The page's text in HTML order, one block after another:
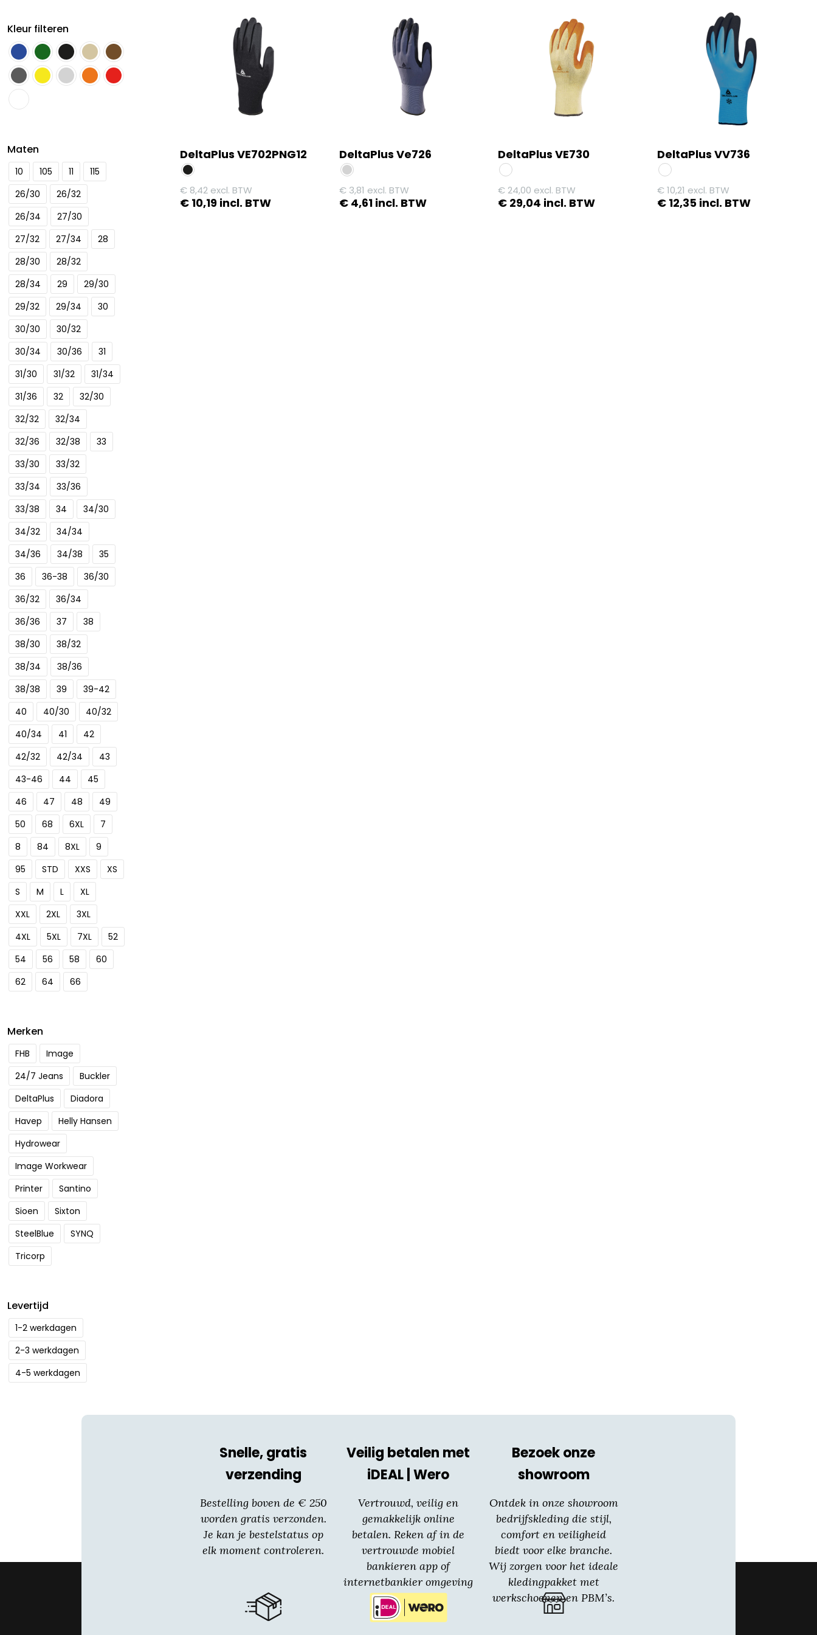
Kleur filteren
Maten
10 105 11
115
26/30
26/32
26/34
27/30
27/32
27/34
28
28/30
28/32
28/34
29
29/30
29/32
29/34
30
30/30
30/32
30/34
30/36
31
31/30
31/32
31/34
31/36
32
32/30
32/32
32/34
32/36
32/38
33
33/30
33/32
33/34
33/36
33/38
34
34/30
34/32
34/34
34/36
34/38
35
36
36-38
36/30
36/32
36/34
36/36
37
38
38/30
38/32
38/34
38/36
38/38
39
39-42
40
40/30
40/32
40/34
41
42
42/32
42/34
43
43-46
44
45
46
47 48
49
50
68 6XL
7
8
84 8XL
9
95
STD XXS
XS
S
M L
XL
XXL
2XL
3XL
4XL
5XL 7XL
52
54
56 58
60
62
64 66
Merken
FHB
Image
24/7 Jeans
Buckler
DeltaPlus
Diadora
Havep
Helly Hansen
Hydrowear
Image Workwear
Printer
Santino
Sioen
Sixton
SteelBlue
SYNQ
Tricorp
Levertijd
1-2 werkdagen
2-3 werkdagen
4-5 werkdagen
DeltaPlus VE702PNG12
€ 8,42 excl. BTW
€ 10,19 incl. BTW
DeltaPlus Ve726
€3,81 excl. BTW
€4,61incl. BTW
DeltaPlus VE730
€ 24,00 excl. BTW
€ 29,04 incl. BTW
DeltaPlus VV736
€10,21 excl. BTW
€12,35incl. BTW
Snelle, gratis
verzending
Bestelling boven de € 250
worden gratis verzonden.
Je kan je bestelstatus op
elk moment controleren.
Veilig betalen met
iDEAL | Wero
Vertrouwd, veilig en
gemakkelijk online
betalen. Reken af in de
vertrouwde mobiel
bankieren app of
internetbankier omgeving
van jouw bank.
Bezoek onze
showroom
Ontdek in onze showroom
bedrijfskleding die stijl,
comfort en veiligheid
biedt voor elke branche.
Wij zorgen voor het ideale
kledingpakket met
werkschoenen en PBM’s.